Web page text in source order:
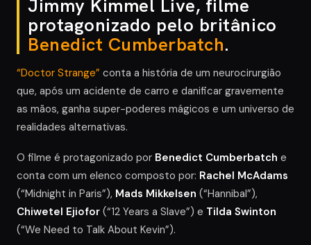
Jimmy Kimmel Live, filme
protagonizado pelo britânico
Benedict Cumberbatch.
“Doctor Strange” conta a história de um neurocirurgião
que, após um acidente de carro e danificar gravemente
as mãos, ganha super-poderes mágicos e um universo de
realidades alternativas.
O filme é protagonizado por Benedict Cumberbatch e
conta com um elenco composto por: Rachel McAdams
(“Midnight in Paris”), Mads Mikkelsen (“Hannibal”),
Chiwetel Ejiofor (“12 Years a Slave”) e Tilda Swinton
(“We Need to Talk About Kevin”).